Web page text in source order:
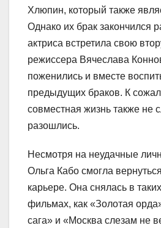
Хлюпин, который также
Однако их брак закончился
актриса встретила свою
режиссера Вячеслава
поженились и вместе
предыдущих браков. К
совместная жизнь также не
разошлись.
Несмотря на неудачные
Ольга Кабо смогла
карьере. Она снялась в
фильмах, как «Золотая
сага» и «Москва слезам не